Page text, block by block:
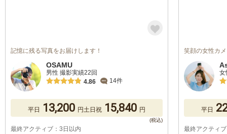
記憶に残る写真をお届けします！
OSAMU
男性 撮影実績22回
4.86
14件
平日 13,200 円土日祝 15,840 円
最終アクティブ：3日以内
笑顔の女性カ
女
平日
最終アクティ